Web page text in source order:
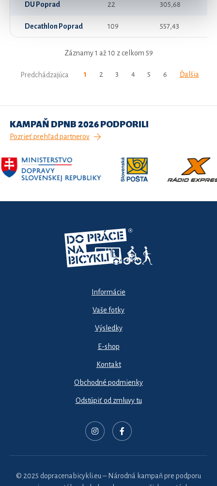
DU Poprad 22 305,68
Decathlon Poprad 109 557,43
Záznamy 1 až 10 z celkom 59
Predchádzajúca 1 2 3 4 5 6 Ďalšia
KAMPAŇ DPNB 2026 PODPORILI
Pozrieť prehľad partnerov
Informácie
Vaše fotky
Výsledky
E-shop
Kontakt
Obchodné podmienky
Odstúpiť od zmluvy tu
© 2025 dopracenabicykli.eu – Národná kampaň pre podporu